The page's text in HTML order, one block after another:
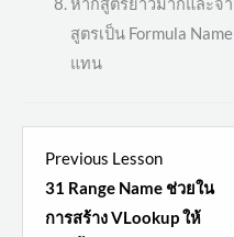
สูตรเป็น Formula
แทน
Previous Lesson
31 Range Name ช่วยใน
การสร้าง VLookup ให้